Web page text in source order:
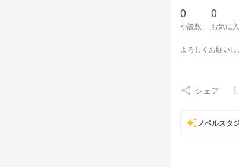
0
小説数
0
お気に
よろしくお願いし
share シェア more_vert
auto_awesomeノベルスタ